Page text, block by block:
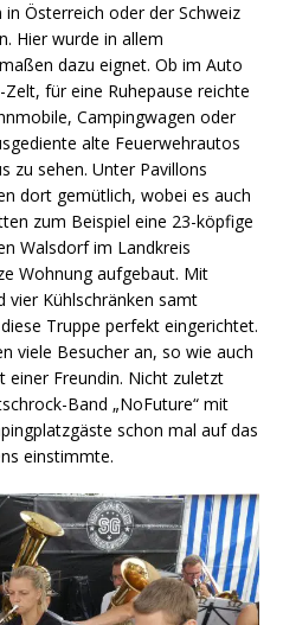
Österreich oder der Schweiz
Hier wurde in allem
dazu eignet. Ob im Auto
für eine Ruhepause reichte
Campingwagen oder
alte Feuerwehrautos
zu sehen. Unter Pavillons
dort gemütlich, wobei es auch
zum Beispiel eine 23-köpfige
Walsdorf im Landkreis
Wohnung aufgebaut. Mit
vier Kühlschränken samt
Truppe perfekt eingerichtet.
viele Besucher an, so wie auch
einer Freundin. Nicht zuletzt
Band „NoFuture“ mit
schon mal auf das
einstimmte.